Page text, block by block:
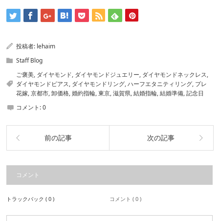
投稿者: lehaim
Staff Blog
ご褒美, ダイヤモンド, ダイヤモンドジュエリー, ダイヤモンドネックレス,
ダイヤモンドピアス, ダイヤモンドリング,ハーフエタニティリング, プレ
花嫁,京都市,卸価格,婚約指輪,東京,滋賀県,結婚指輪,結婚準備,記念日
コメント:0
前の記事 次の記事
コメント
トラックバック ( 0 ) コメント ( 0 )